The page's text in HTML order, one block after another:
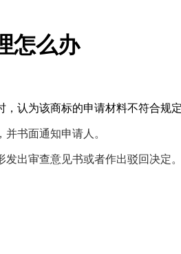
怎么办
认为该商标的申请材料不符合规
书面通知申请人。
出审查意见书或者作出驳回决定。